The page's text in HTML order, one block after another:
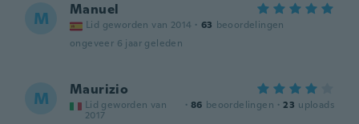
M Manuel
Lid geworden van 2014 · 63 beoordelingen
ongeveer 6 jaar geleden
M Maurizio
Lid geworden van
2017
· 86 beoordelingen · 23 uploads